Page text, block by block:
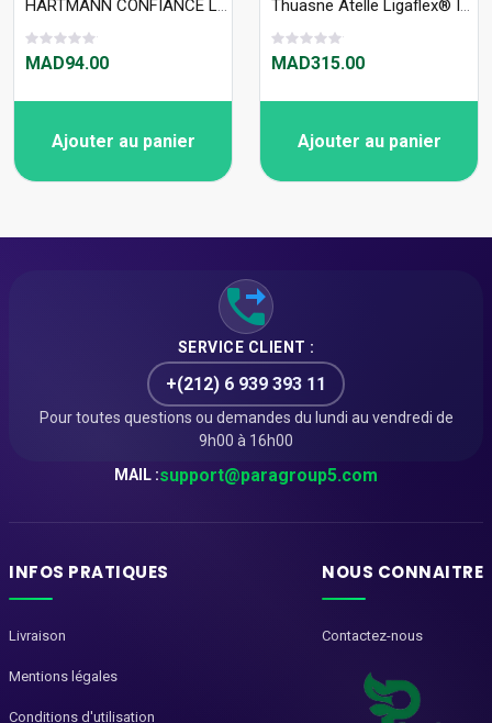
HARTMANN CONFIANCE LADY ABSORPTION 4 PROTECTION ANATOMIQUE X14U 242816
MAD94.00
Ajouter au panier
Thuasne Atelle Ligaflex® Immo 0° Junior 2610J
MAD315.00
Ajouter au panier
SERVICE CLIENT :
+(212) 6 939 393 11
Pour toutes questions ou demandes du lundi au vendredi de
9h00 à 16h00
MAIL :support@paragroup5.com
INFOS PRATIQUES
Livraison
Mentions légales
Conditions d'utilisation
NOUS CONNAITRE
Contactez-nous